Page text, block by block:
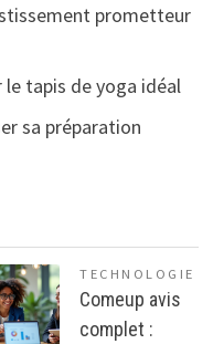
prometteur
tapis de yoga idéal
sa préparation
TECHNOLOGIE
Comeup avis
complet :